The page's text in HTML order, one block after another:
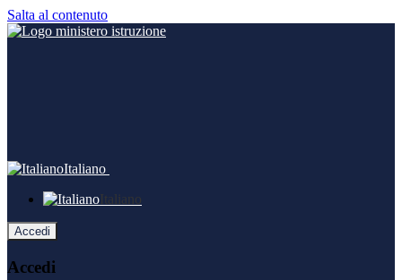
Salta al contenuto
Italiano
Italiano
Accedi
Accedi